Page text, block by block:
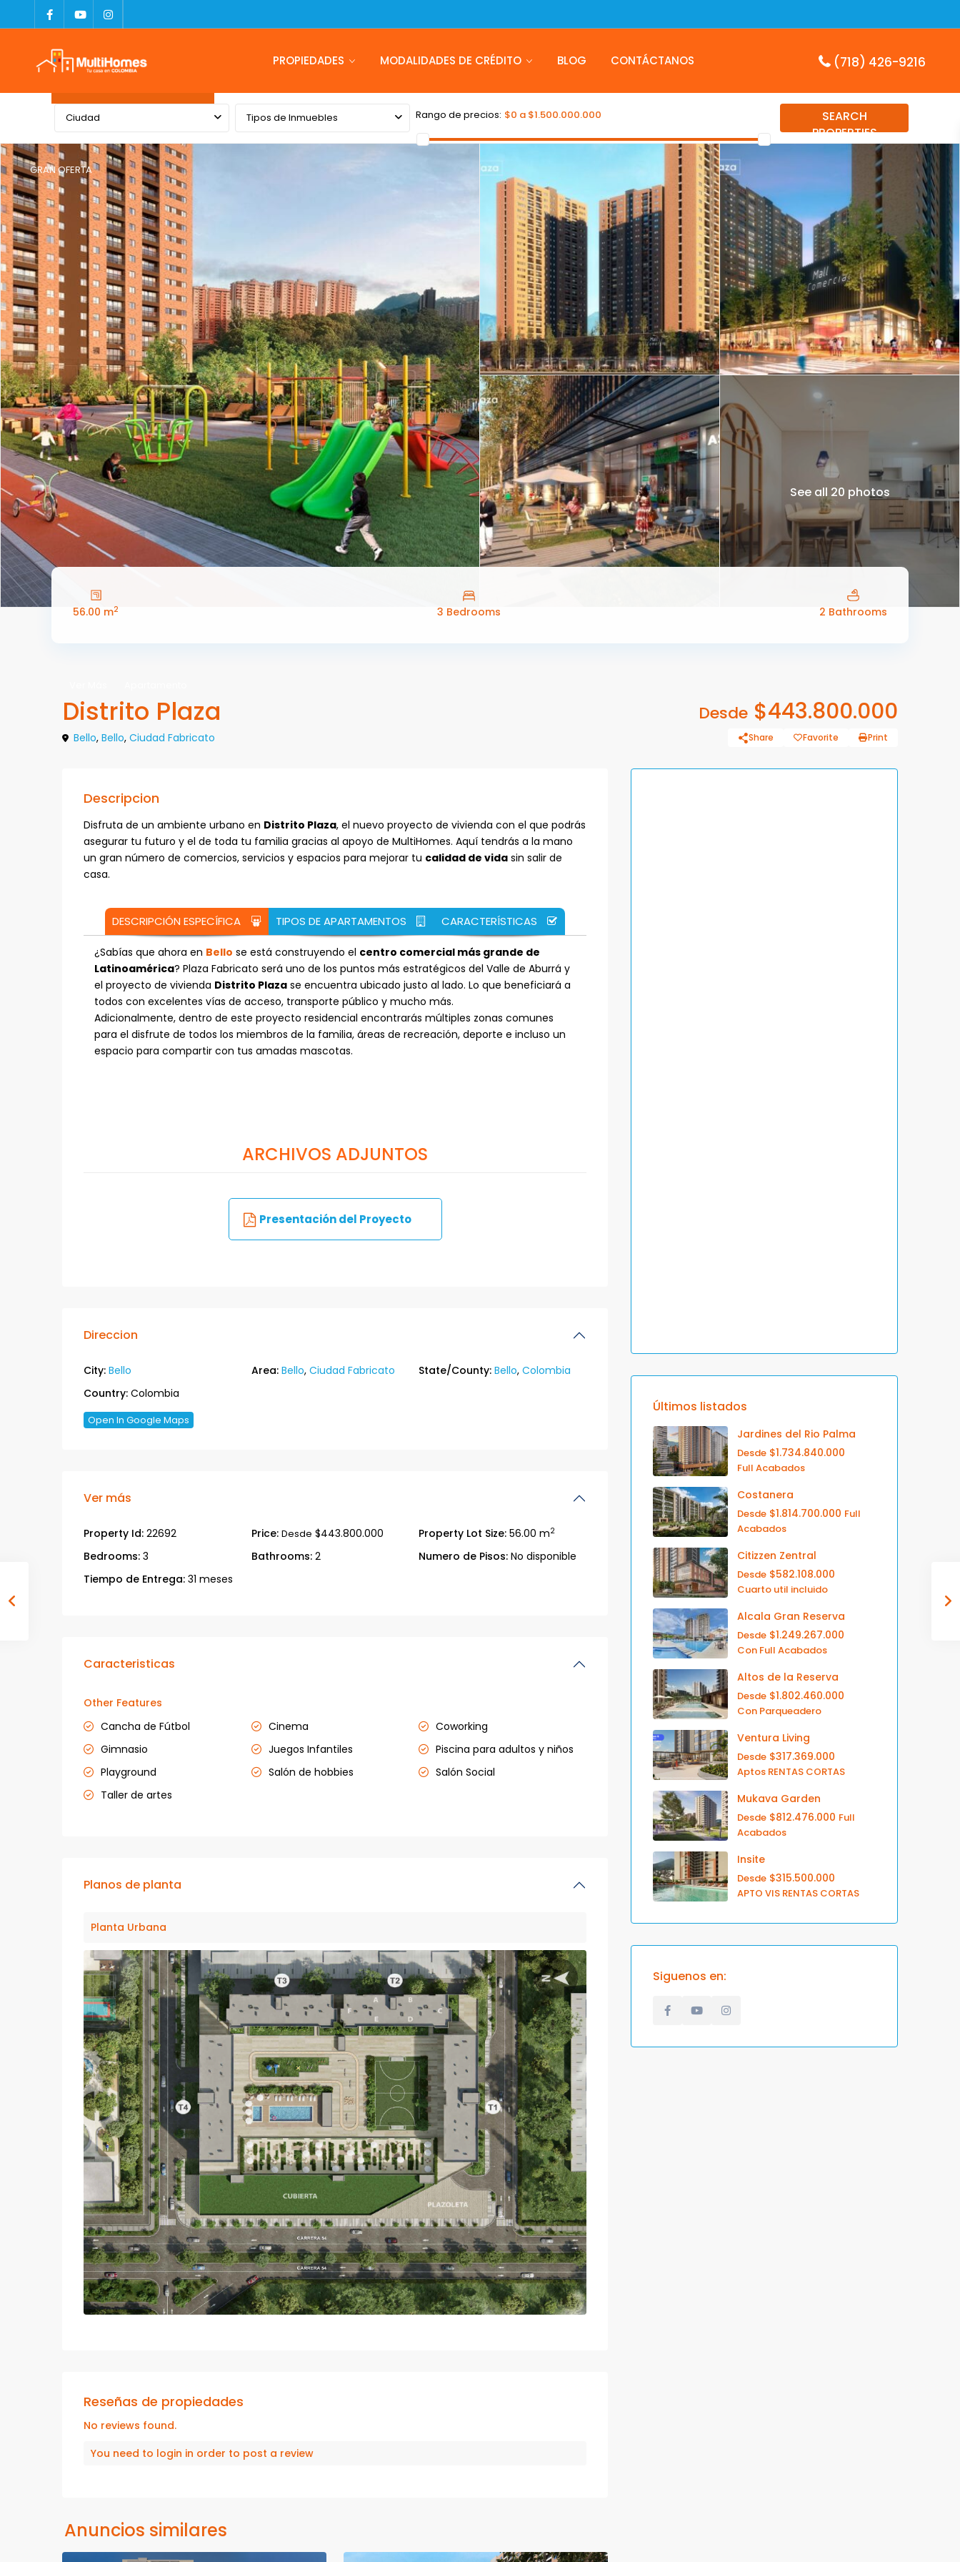
PROPIEDADES MODALIDADES DE CRÉDITO BLOG CONTÁCTANOS (718) 426-9216
Ciudad Tipos de Inmuebles Rango de precios: $0 a $1.500.000.000
SEARCH
PROPERTIES
GRAN OFERTA
See all 20 photos
56.00 m2 3 Bedrooms 2 Bathrooms
Distrito Plaza Desde $443.800.000
Bello, Bello, Ciudad Fabricato Share Favorite Print
Descripcion
Disfruta de un ambiente urbano en Distrito Plaza, el nuevo proyecto de vivienda con el que podrás
asegurar tu futuro y el de toda tu familia gracias al apoyo de MultiHomes. Aquí tendrás a la mano
un gran número de comercios, servicios y espacios para mejorar tu calidad de vida sin salir de
casa.
DESCRIPCIÓN ESPECÍFICA TIPOS DE APARTAMENTOS CARACTERÍSTICAS
¿Sabías que ahora en Bello se está construyendo el centro comercial más grande de
Latinoamérica? Plaza Fabricato será uno de los puntos más estratégicos del Valle de Aburrá y
el proyecto de vivienda Distrito Plaza se encuentra ubicado justo al lado. Lo que beneficiará a
todos con excelentes vías de acceso, transporte público y mucho más.
Adicionalmente, dentro de este proyecto residencial encontrarás múltiples zonas comunes
para el disfrute de todos los miembros de la familia, áreas de recreación, deporte e incluso un
espacio para compartir con tus amadas mascotas.
ARCHIVOS ADJUNTOS
Presentación del Proyecto
Direccion
City: Bello Area: Bello, Ciudad Fabricato State/County: Bello,Colombia
Country: Colombia
Open In Google Maps
Ver más
Property Id: 22692 Price: Desde $443.800.000 Property Lot Size: 56.00 m2
Bedrooms: 3 Bathrooms:2 Numero de Pisos: No disponible
Tiempo de Entrega: 31 meses
Caracteristicas
Other Features
Cancha de Fútbol
Cinema
Coworking
Gimnasio
Juegos Infantiles
Piscina para adultos y niños
Playground
Salón de hobbies
Salón Social
Taller de artes
Planos de planta
Planta Urbana
Reseñas de propiedades
No reviews found.
You need to login in order to post a review
Anuncios similares
Últimos listados
Jardines del Rio Palma
Desde $1.734.840.000
Full Acabados
Costanera
Desde $1.814.700.000 Full
Acabados
Citizzen Zentral
Desde $582.108.000
Cuarto util incluido
Alcala Gran Reserva
Desde $1.249.267.000
Con Full Acabados
Altos de la Reserva
Desde $1.802.460.000
Con Parqueadero
Ventura Living
Desde $317.369.000
Aptos RENTAS CORTAS
Mukava Garden
Desde $812.476.000 Full
Acabados
Insite
Desde $315.500.000
APTO VIS RENTAS CORTAS
Siguenos en: